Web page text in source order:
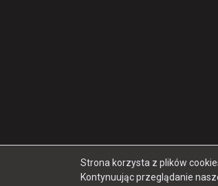
Strona korzysta z plików
Kontynuując przeglądanie